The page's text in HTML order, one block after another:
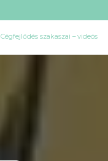
Cégfejlődés szakaszai – videós